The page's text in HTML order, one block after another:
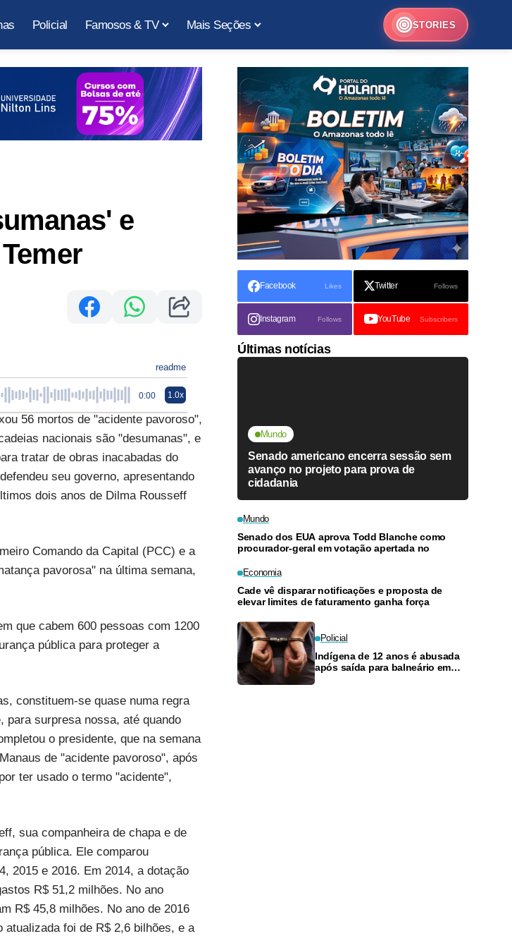
Policial Famosos & TV Mais Seções STORIES
e
readme
0:00 1.0x
56 mortos de "acidente pavoroso",
nacionais são "desumanas", e
tratar de obras inacabadas do
seu governo, apresentando
dois anos de Dilma Rousseff
Comando da Capital (PCC) e a
pavorosa" na última semana,
que cabem 600 pessoas com 1200
pública para proteger a
constituem-se quase numa regra
para surpresa nossa, até quando
o presidente, que na semana
de "acidente pavoroso", após
ter usado o termo "acidente",
sua companheira de chapa e de
pública. Ele comparou
2015 e 2016. Em 2014, a dotação
R$ 51,2 milhões. No ano
R$ 45,8 milhões. No ano de 2016
foi de R$ 2,6 bilhões, e a
Facebook Likes Twitter Follows
Instagram Follows YouTube Subscribers
Últimas notícias
Mundo
Senado americano encerra sessão sem
avanço no projeto para prova de
cidadania
Mundo
Senado dos EUA aprova Todd Blanche como
procurador-geral em votação apertada no
Economia
Cade vê disparar notificações e proposta de
elevar limites de faturamento ganha força
Policial
Indígena de 12 anos é abusada
após saída para balneário em